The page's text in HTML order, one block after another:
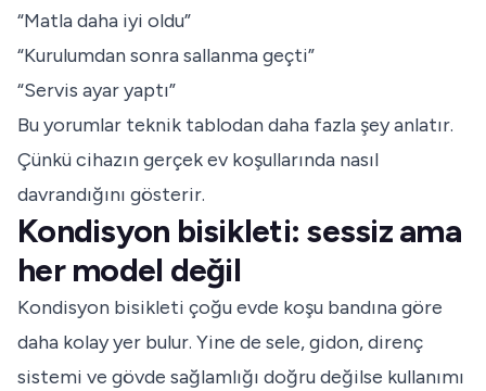
“Matla daha iyi oldu”
“Kurulumdan sonra sallanma geçti”
“Servis ayar yaptı”
Bu yorumlar teknik tablodan daha fazla şey anlatır.
Çünkü cihazın gerçek ev koşullarında nasıl
davrandığını gösterir.
Kondisyon bisikleti: sessiz ama
her model değil
Kondisyon bisikleti çoğu evde koşu bandına göre
daha kolay yer bulur. Yine de sele, gidon, direnç
sistemi ve gövde sağlamlığı doğru değilse kullanımı